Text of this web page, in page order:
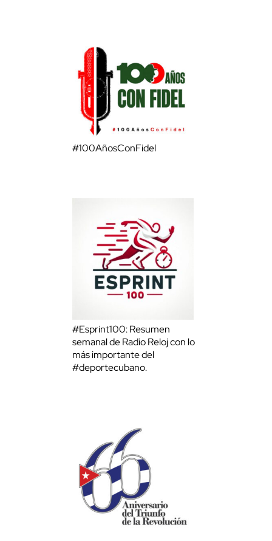
#100AñosConFidel
#Esprint100: Resumen
semanal de Radio Reloj con lo
más importante del
#deportecubano.